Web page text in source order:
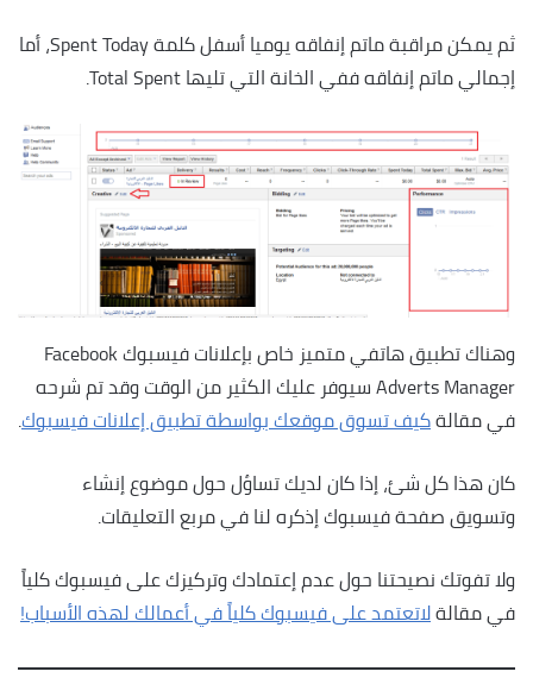
ثم يمكن مراقبة ماتم إنفاقه يوميا أسفل كلمة Spent Today، أما
إجمالي ماتم إنفاقه ففي الخانة التي تليها Total Spent.
وهناك تطبيق هاتفي متميز خاص بإعلانات فيسبوك Facebook
Adverts Manager سيوفر عليك الكثير من الوقت وقد تم شرحه
في مقالةكيف تسوق موقعك بواسطة تطبيق إعلانات فيسبوك.
كان هذا كل شئ، إذا كان لديك تساؤل حول موضوع إنشاء
وتسويق صفحة فيسبوك إذكره لنا في مربع التعليقات.
ولا تفوتك نصيحتنا حول عدم إعتمادك وتركيزك على فيسبوك كلياً
في مقالةلاتعتمد على فيسبوك كلياً في أعمالك لهذه الأسباب!